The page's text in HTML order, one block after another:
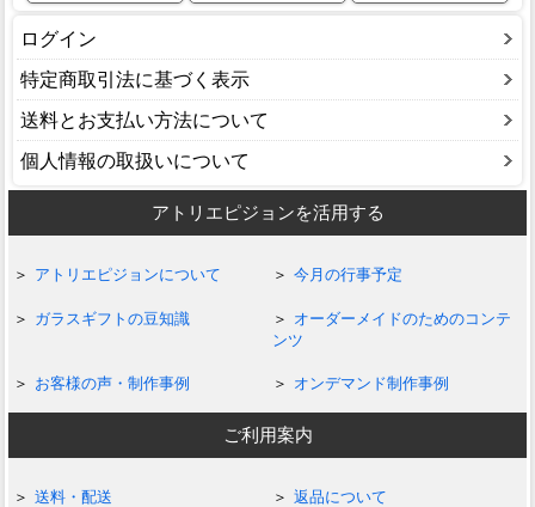
ログイン
特定商取引法に基づく表示
送料とお支払い方法について
個人情報の取扱いについて
アトリエピジョンを活用する
アトリエピジョンについて 今月の行事予定
ガラスギフトの豆知識
オーダーメイドのためのコンテ
ンツ
お客様の声・制作事例 オンデマンド制作事例
ご利用案内
送料・配送 返品について